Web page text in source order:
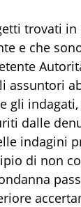
trovati in
e che
assuntori
gli
dalle
indagini
di non